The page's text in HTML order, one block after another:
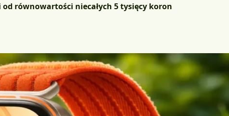
równowartości niecałych 5 tysięcy koron